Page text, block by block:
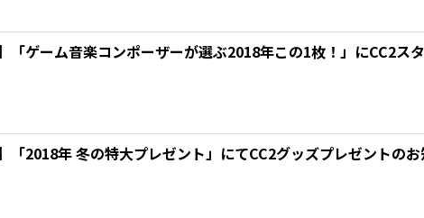
「ゲーム音楽コンポーザーが選ぶ2018年この1枚！」にCC2ス
「2018年 冬の特大プレゼント」にてCC2グッズプレゼントのお